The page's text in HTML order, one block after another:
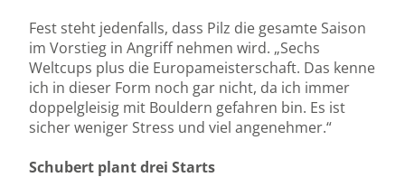
Fest steht jedenfalls, dass Pilz die gesamte Saison
im Vorstieg in Angriff nehmen wird. „Sechs
Weltcups plus die Europameisterschaft. Das kenne
ich in dieser Form noch gar nicht, da ich immer
doppelgleisig mit Bouldern gefahren bin. Es ist
sicher weniger Stress und viel angenehmer.“
Schubert plant drei Starts